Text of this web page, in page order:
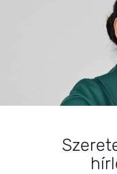
Sziasztok!
egészségügyi
alkalmazásának
férfiak